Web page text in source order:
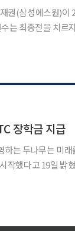
권(삼성에스원)이
최종전을 치르지 않
장학금 지급
는 두나무는 미
다. 이번 프로젝트는 학업, 진로